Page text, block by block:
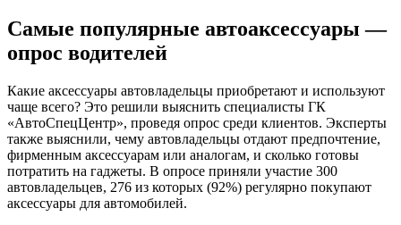
Самые популярные автоаксессуары —
опрос водителей
Какие аксессуары автовладельцы приобретают и используют
чаще всего? Это решили выяснить специалисты ГК
«АвтоСпецЦентр», проведя опрос среди клиентов. Эксперты
также выяснили, чему автовладельцы отдают предпочтение,
фирменным аксессуарам или аналогам, и сколько готовы
потратить на гаджеты. В опросе приняли участие 300
автовладельцев, 276 из которых (92%) регулярно покупают
аксессуары для автомобилей.